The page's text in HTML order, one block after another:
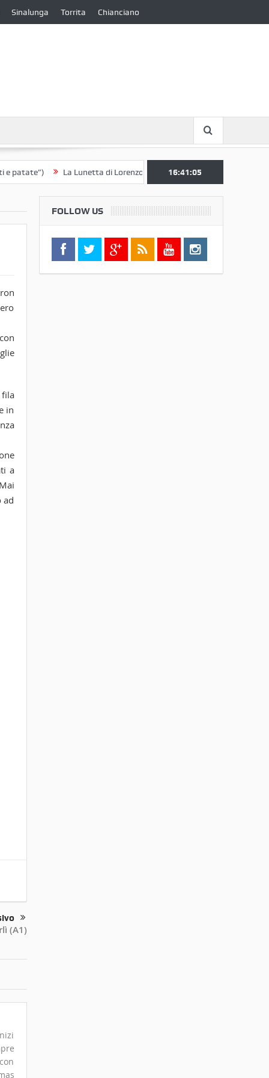
Sinalunga Torrita Chianciano
La Lunetta di Lorenzo Berrettini lascia il Convento di S. Chiara
16:41:05
in
a
ad
(A1)
FOLLOW US